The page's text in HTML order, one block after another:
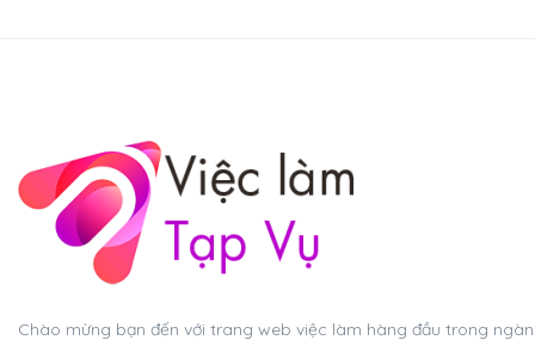
Chào mừng bạn đến với trang web việc làm hàng đầu trong